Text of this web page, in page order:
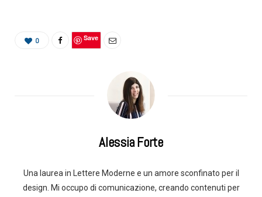
0 Save
Alessia Forte
Una laurea in Lettere Moderne e un amore sconfinato per il
design. Mi occupo di comunicazione, creando contenuti per